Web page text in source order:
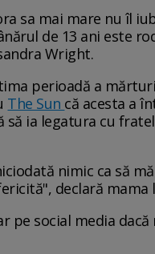
sa mai mare nu îl
de 13 ani este
Wright.
perioadă a
The Sun că acesta a
ia legatura cu
nimic ca să
declară
pe social media dacă